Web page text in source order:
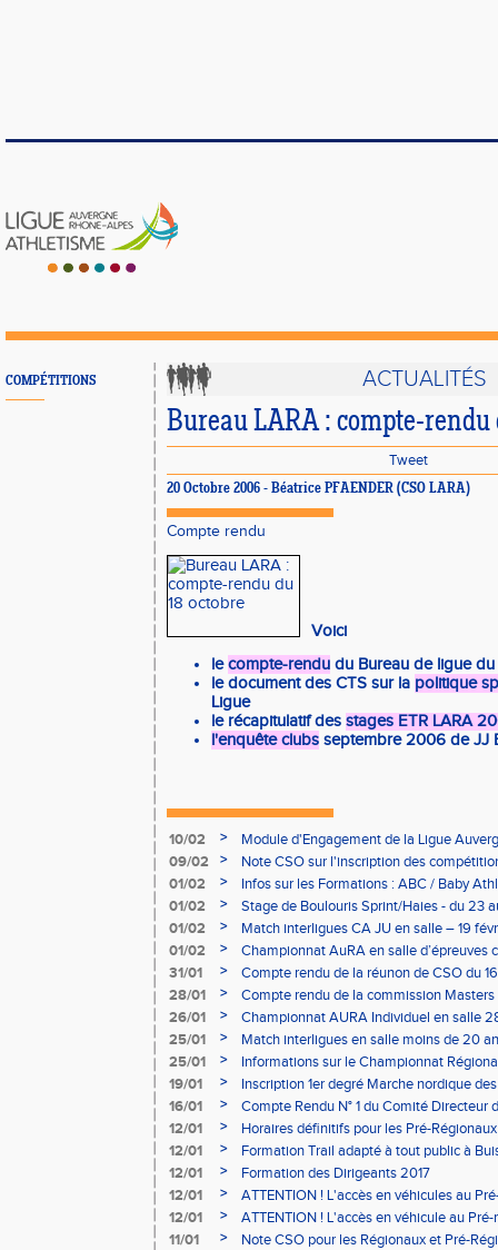
COMPÉTITIONS ACTUALITÉS
Bureau LARA : compte-rendu
Tweet
20 Octobre 2006 - Béatrice PFAENDER (CSO LARA)
Compte rendu
Voici
lecompte-rendu du Bureau de ligue
le document des CTS sur la politique
Ligue
le récapitulatif des stages ETR LARA
l'enquête clubs septembre 2006 de JJ
10/02 >
Module d'Engagement de la Ligue
09/02
>
Note CSO sur l'inscription des
01/02
>
Infos sur les Formations : ABC / Baby
01/02
>
Stage de Boulouris Sprint/Haies - du 23
01/02
>
Match interligues CA JU en salle – 19
01/02
>
Championnat AuRA en salle d’épreuves
- le 12 février
31/01 >
Compte rendu de la réunon de CSO du
28/01
>
Compte rendu de la commission
à Bourgoin
26/01 >
Championnat AURA Individuel en salle
25/01
>
Match interligues en salle moins de 20
25/01
>
Informations sur le Championnat
05/02
19/01 >
Inscription 1er degré Marche nordique
03/02 (sous condition)
16/01 >
Compte Rendu N° 1 du Comité Directeur
12/01
>
Horaires définitifs pour les Pré-
Aubière
12/01 >
Formation Trail adapté à tout public à
12/01
>
Formation des Dirigeants 2017
12/01
>
ATTENTION ! L'accès en véhicules au
Bains sera réglementé
12/01 >
ATTENTION ! L'accès en véhicule au
Bains sera réglementé
11/01 >
Note CSO pour les Régionaux et Pré-